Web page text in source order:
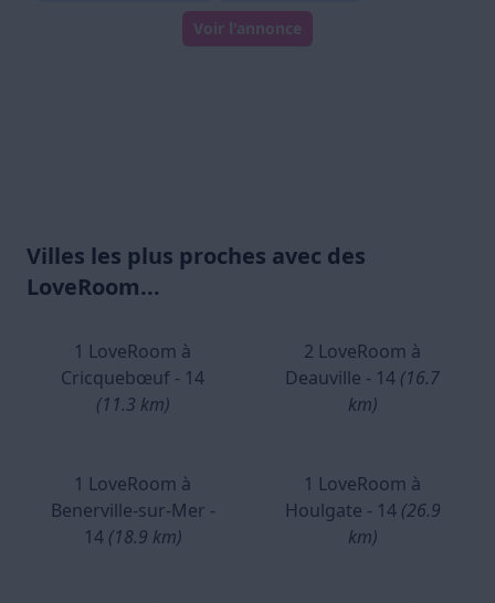
Voir l'annonce
Villes les plus proches avec des
LoveRoom...
1 LoveRoom à
Cricquebœuf - 14
(11.3 km)
2 LoveRoom à
Deauville - 14 (16.7
km)
1 LoveRoom à
Benerville-sur-Mer -
14 (18.9 km)
1 LoveRoom à
Houlgate - 14 (26.9
km)